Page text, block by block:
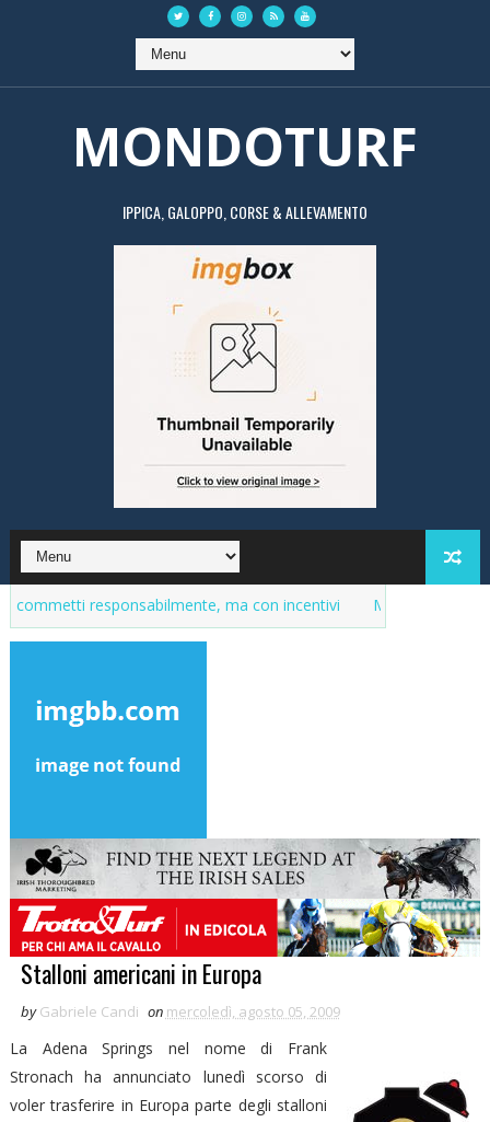
MONDOTURF
IPPICA, GALOPPO, CORSE & ALLEVAMENTO
responsabilmente, ma con incentivi Market del purosangue,
Stalloni americani in Europa
by Gabriele Candi on mercoledì, agosto 05, 2009
La Adena Springs nel nome di Frank
Stronach ha annunciato lunedì scorso di
voler trasferire in Europa parte degli stalloni